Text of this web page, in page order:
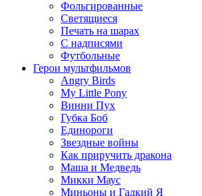
Фольгированные
Светящиеся
Печать на шарах
С надписями
Футбольные
Герои мультфильмов
Angry Birds
My Little Pony
Винни Пух
Губка Боб
Единороги
Звездные войны
Как приручить дракона
Маша и Медведь
Микки Маус
Миньоны и Гадкий Я